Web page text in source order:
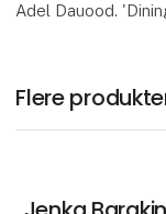
Adel Dauood.
Flere